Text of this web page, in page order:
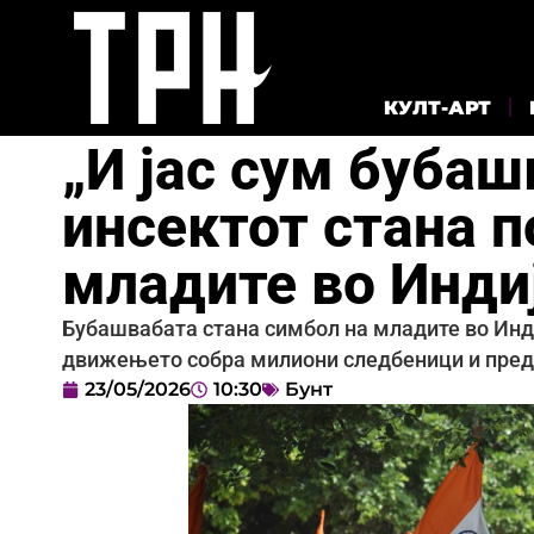
КУЛТ-АРТ
„И јас сум
инсектот стана
младите во
Бубашвабата стана симбол на младите во
движењето собра милиони следбеници и
23/05/2026 10:30 Бунт